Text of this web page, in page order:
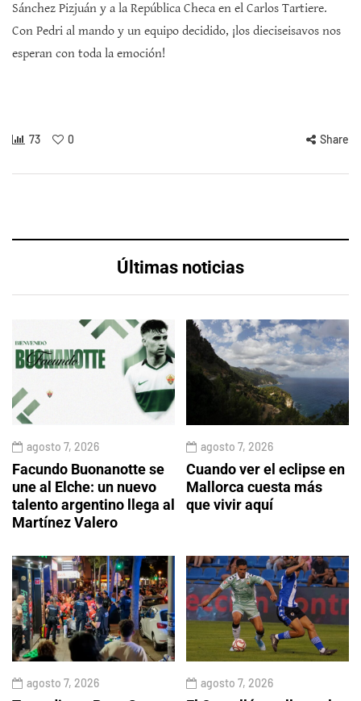
Sánchez Pizjuán y a la República Checa en el Carlos Tartiere.
Con Pedri al mando y un equipo decidido, ¡los dieciseisavos nos
esperan con toda la emoción!
73 0 Share
Últimas noticias
agosto 7, 2026
Facundo Buonanotte se
une al Elche: un nuevo
talento argentino llega al
Martínez Valero
agosto 7, 2026
Cuando ver el eclipse en
Mallorca cuesta más
que vivir aquí
agosto 7, 2026 agosto 7, 2026